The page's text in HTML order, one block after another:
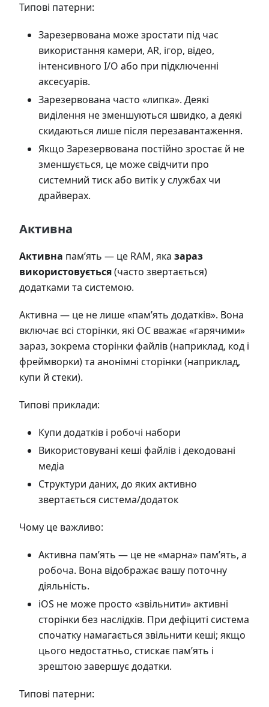
Типові патерни:
Зарезервована може зростати під час
використання камери, AR, ігор, відео,
інтенсивного I/O або при підключенні
аксесуарів.
Зарезервована часто «липка». Деякі
виділення не зменшуються швидко, а деякі
скидаються лише після перезавантаження.
Якщо Зарезервована постійно зростає й не
зменшується, це може свідчити про
системний тиск або витік у службах чи
драйверах.
Активна
Активна пам’ять — це RAM, яка зараз
використовується(часто звертається)
додатками та системою.
Активна — це не лише «пам’ять додатків». Вона
включає всі сторінки, які ОС вважає «гарячими»
зараз, зокрема сторінки файлів (наприклад, код і
фреймворки) та анонімні сторінки (наприклад,
купи й стеки).
Типові приклади:
Купи додатків і робочі набори
Використовувані кеші файлів і декодовані
медіа
Структури даних, до яких активно
звертається система/додаток
Чому це важливо:
Активна пам’ять — це не «марна» пам’ять, а
робоча. Вона відображає вашу поточну
діяльність.
iOS не може просто «звільнити» активні
сторінки без наслідків. При дефіциті система
спочатку намагається звільнити кеші; якщо
цього недостатньо, стискає пам’ять і
зрештою завершує додатки.
Типові патерни: